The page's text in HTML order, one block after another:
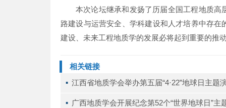
本次论坛继承和发扬了历届全国工程地质
路建设与运营安全、学科建设和人才培养中存
建设、未来工程地质学的发展必将起到重要的推
相关链接
▪ 江西省地质学会举办第五届“4·22”地球日主题
▪ 广西地质学会开展纪念第52个“世界地球日”主